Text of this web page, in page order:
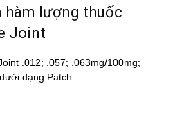
hàm lượng thuốc
Joint
.012; .057; .063mg/100mg;
dạng Patch